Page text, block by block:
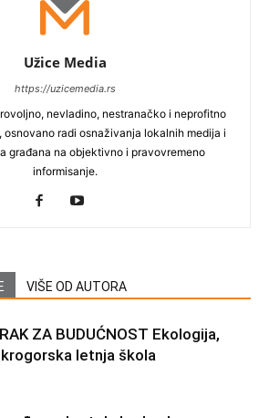
Užice Media
https://uzicemedia.rs
nevladino, nestranačko i neprofitno
osnovano radi osnaživanja lokalnih medija i
građana na objektivno i pravovremeno
informisanje.
VIŠE OD AUTORA
ZA BUDUĆNOST Ekologija,
letnja škola